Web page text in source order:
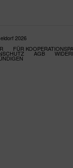
2026
FÜR
AGB